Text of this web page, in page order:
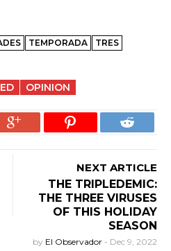
TEMPORADA
TRES
OPINION
NEXT ARTICLE
THE TRIPLEDEMIC:
THE THREE VIRUSES
OF THIS HOLIDAY
SEASON
by El Observador - Dec 9, 2022